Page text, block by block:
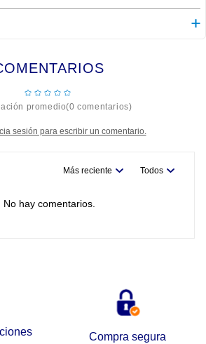
☆☆☆☆
☆
promedio(0 comentarios)
sesión para escribir un comentario.
Más reciente Todos
No hay comentarios.
Compra segura